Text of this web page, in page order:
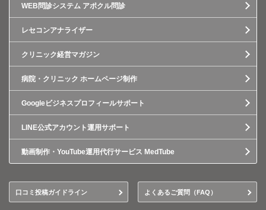
WEB問診システム アポクル問診
レセコンアナライザー
クリニック経営マガジン
病院・クリニック ホームページ制作
Googleビジネスプロフィールサポート
LINE公式アカウント運用サポート
動画制作・YouTube運用代行サービス MedTube
口コミ投稿ガイドライン よくあるご質問（FAQ）